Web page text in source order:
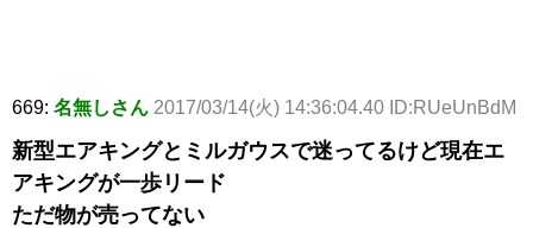
669: 名無しさん 2017/03/14(火) 14:36:04.40 ID:RUeUnBdM
新型エアキングとミルガウスで迷ってるけど現在エ
アキングが一歩リード
ただ物が売ってない